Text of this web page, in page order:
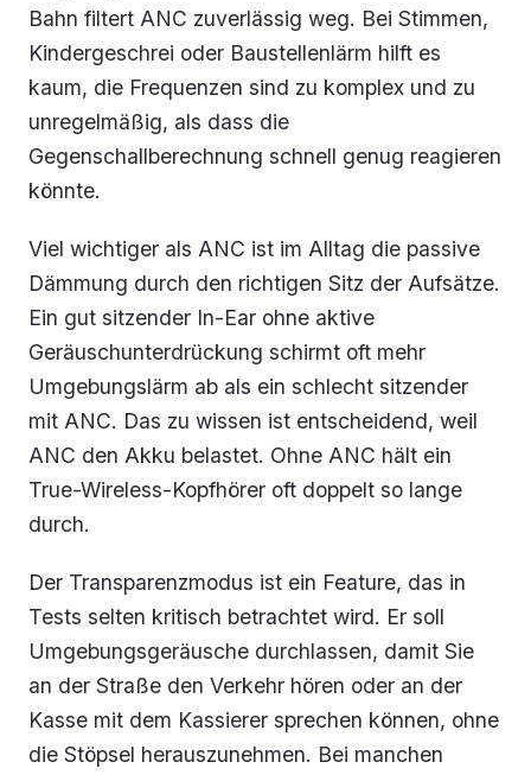
Bahn filtert ANC zuverlässig weg. Bei Stimmen,
Kindergeschrei oder Baustellenlärm hilft es
kaum, die Frequenzen sind zu komplex und zu
unregelmäßig, als dass die
Gegenschallberechnung schnell genug reagieren
könnte.
Viel wichtiger als ANC ist im Alltag die passive
Dämmung durch den richtigen Sitz der Aufsätze.
Ein gut sitzender In-Ear ohne aktive
Geräuschunterdrückung schirmt oft mehr
Umgebungslärm ab als ein schlecht sitzender
mit ANC. Das zu wissen ist entscheidend, weil
ANC den Akku belastet. Ohne ANC hält ein
True-Wireless-Kopfhörer oft doppelt so lange
durch.
Der Transparenzmodus ist ein Feature, das in
Tests selten kritisch betrachtet wird. Er soll
Umgebungsgeräusche durchlassen, damit Sie
an der Straße den Verkehr hören oder an der
Kasse mit dem Kassierer sprechen können, ohne
die Stöpsel herauszunehmen. Bei manchen